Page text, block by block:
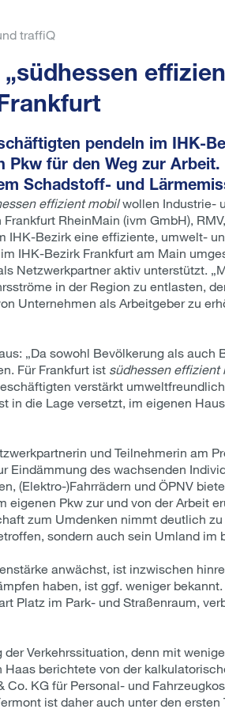
traffiQ
pendeln im IHK-
für den Weg zur
Schadstoff- und
effizient mobilwollen Industrie-
RheinMain (ivm GmbH),
IHK-Bezirk eine effiziente, umwelt-
IHK-Bezirk Frankfurt am Main
Netzwerkpartner aktiv unterstützt.
in der Region zu entlasten,
Unternehmen als Arbeitgeber zu
„Da sowohl Bevölkerung als
Für Frankfurt ist südhessen effizient
verstärkt
in die Lage versetzt, im eigenen
und Teilnehmerin am
des wachsenden
(Elektro-)Fahrrädern und ÖPNV
Pkw zur und von der Arbeit
zum Umdenken nimmt deutlich
sondern auch sein Umland im
anwächst, ist inzwischen
haben, ist ggf. weniger
Platz im Park- und Straßenraum,
Verkehrssituation, denn mit
berichtete von der
KG für Personal- und
ist daher auch unter den